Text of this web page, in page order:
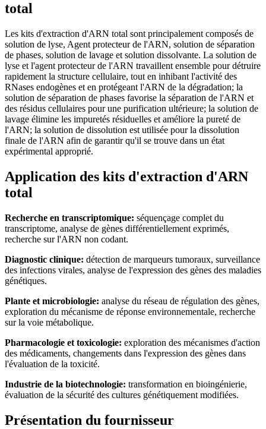
total
Les kits d'extraction d'ARN total sont principalement composés de
solution de lyse, Agent protecteur de l'ARN, solution de séparation
de phases, solution de lavage et solution dissolvante. La solution de
lyse et l'agent protecteur de l'ARN travaillent ensemble pour détruire
rapidement la structure cellulaire, tout en inhibant l'activité des
RNases endogènes et en protégeant l'ARN de la dégradation; la
solution de séparation de phases favorise la séparation de l'ARN et
des résidus cellulaires pour une purification ultérieure; la solution de
lavage élimine les impuretés résiduelles et améliore la pureté de
l'ARN; la solution de dissolution est utilisée pour la dissolution
finale de l'ARN afin de garantir qu'il se trouve dans un état
expérimental approprié.
Application des kits d'extraction d'ARN
total
Recherche en transcriptomique: séquençage complet du
transcriptome, analyse de gènes différentiellement exprimés,
recherche sur l'ARN non codant.
Diagnostic clinique: détection de marqueurs tumoraux, surveillance
des infections virales, analyse de l'expression des gènes des maladies
génétiques.
Plante et microbiologie: analyse du réseau de régulation des gènes,
exploration du mécanisme de réponse environnementale, recherche
sur la voie métabolique.
Pharmacologie et toxicologie: exploration des mécanismes d'action
des médicaments, changements dans l'expression des gènes dans
l'évaluation de la toxicité.
Industrie de la biotechnologie: transformation en bioingénierie,
évaluation de la sécurité des cultures génétiquement modifiées.
Présentation du fournisseur